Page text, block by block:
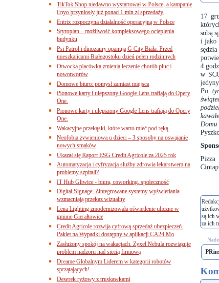
17
sobą
i jako
4
w
Po
kaw
Pizza
są ich
za ich
TikTok Shop niedawno wystartował w Polsce, a kampanie
Enyo przyniosły już ponad 1 mln zł sprzedaży.
Entrix rozpoczyna działalność operacyjną w Polsce
Styropian – możliwość kompleksowego ocieplenia
budynku
Psi Patrol i dinozaury opanują G City Biała. Przed
mieszkańcami Białegostoku dzień pełen rodzinnych
Otwocka placówka zmienia leczenie chorób płuc i
nowotworów
Domowe biuro: pomysł zamiast miejsca
Pionowe karty i ulepszony Google Lens trafiają do Opery
One.
Pionowe karty i ulepszony Google Lens trafiają do Opery
One.
Wakacyjne przekąski, które warto mieć pod ręką
Neofobia żywieniowa u dzieci – 3 sposoby na oswajanie
nowych smaków
Ukazał się Raport ESG Credit Agricole za 2025 rok
Automatyzacja i cyfryzacja służby zdrowia lekarstwem na
problemy szpitali?
IT Hub Gliwice - biura, coworking, społeczność
Digital Signage. Zintegrowane systemy wyświetlania
wzmacniają przekaz wizualny
Lena Lighting zmodernizowała oświetlenie uliczne w
gminie Gierałtowice
Credit Agricole rozwija cyfrową sprzedaż ubezpieczeń.
Pakiet na Wypadki dostępny w aplikacji CA24 Mo
Zasłużony spokój na wakacjach. Zyxel Nebula rozwiązuje
problem nadzoru nad siecią firmową
Dreame Globalnym Liderem w kategorii robotów
sprzątających!
Deserek ryżowy z truskawkami